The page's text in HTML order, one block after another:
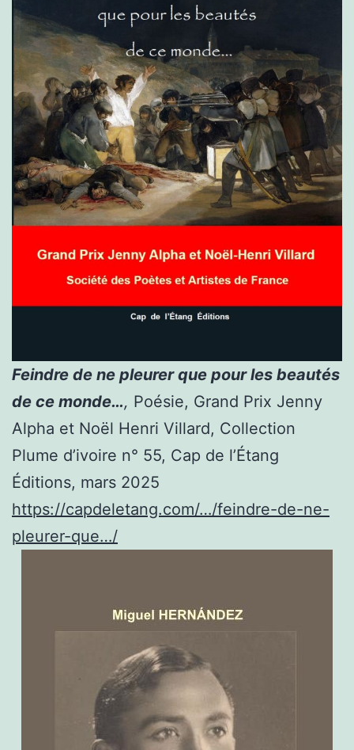
Feindre de ne pleurer que pour les beautés
de ce monde…, Poésie, Grand Prix Jenny
Alpha et Noël Henri Villard, Collection
Plume d’ivoire n° 55, Cap de l’Étang
Éditions, mars 2025
https://capdeletang.com/…/feindre-de-ne-
pleurer-que…/